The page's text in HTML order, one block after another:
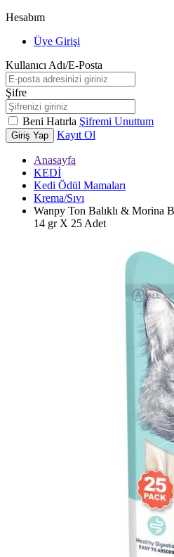
Hesabım
Üye Girişi
Kullanıcı Adı/E-Posta
Şifre
Beni Hatırla Şifremi Unuttum
Giriş Yap Kayıt Ol
Anasayfa
KEDİ
Kedi Ödül Mamaları
Krema/Sıvı
Wanpy Ton Balıklı & Morina
14 gr X 25 Adet